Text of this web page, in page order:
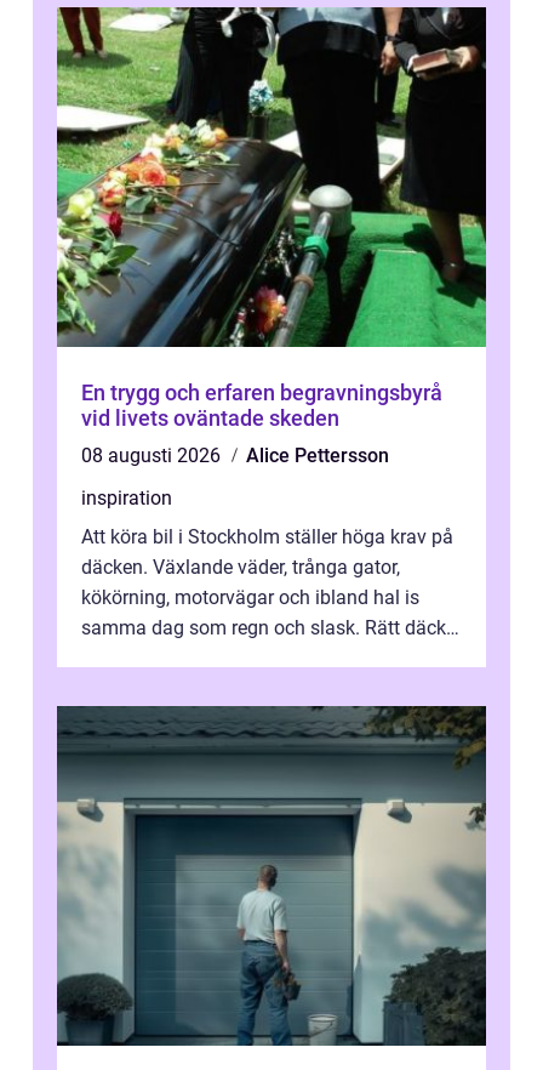
En trygg och erfaren begravningsbyrå
vid livets oväntade skeden
08 augusti 2026
Alice Pettersson
inspiration
Att köra bil i Stockholm ställer höga krav på
däcken. Växlande väder, trånga gator,
kökörning, motorvägar och ibland hal is
samma dag som regn och slask. Rätt däck